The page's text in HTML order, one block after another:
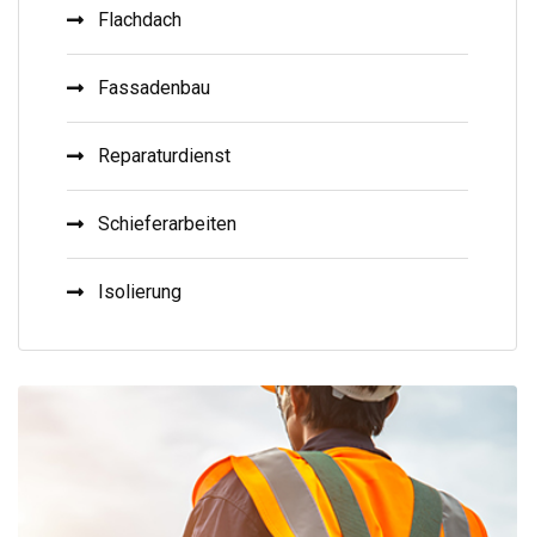
Flachdach
Fassadenbau
Reparaturdienst
Schieferarbeiten
Isolierung